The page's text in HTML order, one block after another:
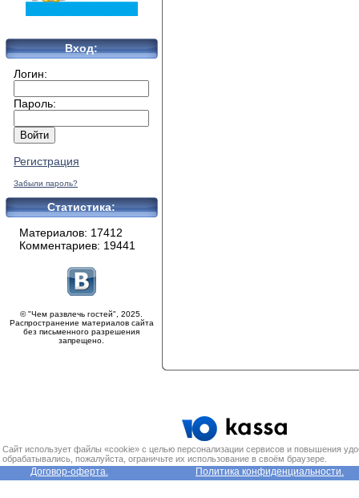
Вход:
Логин:
Пароль:
Регистрация
Забыли пароль?
Статистика:
Материалов: 17412
Комментариев: 19441
© "Чем развлечь гостей", 2025.
Распространение материалов сайта
без письменного разрешения
запрещено.
Сайт использует файлы «cookie» с целью персонализации сервисов и повышения
обрабатывались, пожалуйста, ограничьте их использование в своём браузере.
Договор-оферта. Политика конфиденциальности.